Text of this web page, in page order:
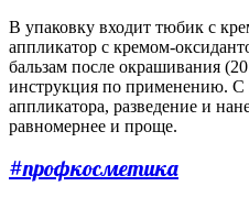
В упаковку входит тюбик с
аппликатор с кремом-
бальзам после окрашивания
инструкция по применению.
аппликатора, разведение и
равномернее и проще.
#профкосметика